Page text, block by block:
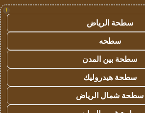
!
سطحة الرياض
سطحه
سطحة بين المدن
سطحة هيدروليك
سطحة شمال الرياض